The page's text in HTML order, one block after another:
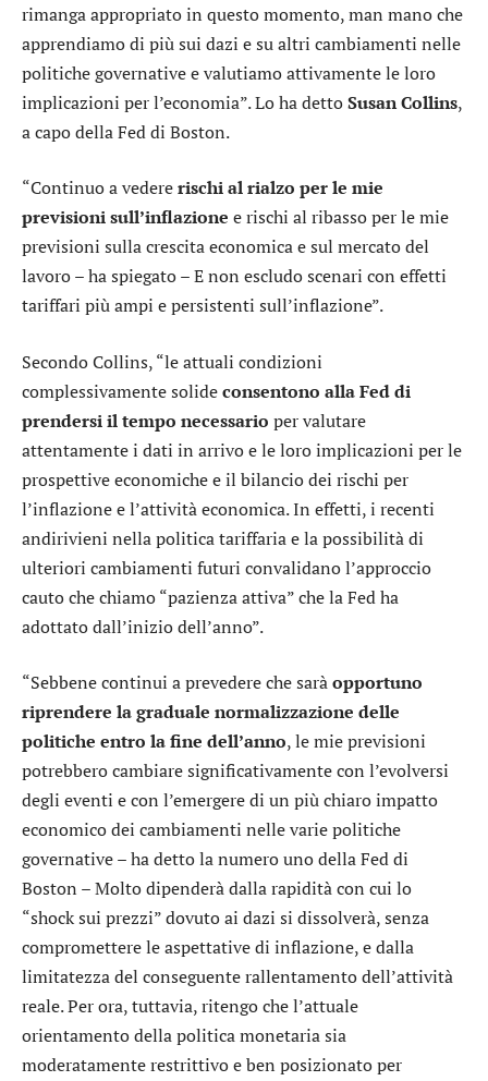
rimanga appropriato in questo momento, man mano che
apprendiamo di più sui dazi e su altri cambiamenti nelle
politiche governative e valutiamo attivamente le loro
implicazioni per l’economia”. Lo ha dettoSusan Collins,
a capo della Fed di Boston.
“Continuo a vedererischi al rialzo per le mie
previsioni sull’inflazione e rischi al ribasso per le mie
previsioni sulla crescita economica e sul mercato del
lavoro – ha spiegato – E non escludo scenari con effetti
tariffari più ampi e persistenti sull’inflazione”.
Secondo Collins, “le attuali condizioni
complessivamente solideconsentono alla Fed di
prendersi il tempo necessario per valutare
attentamente i dati in arrivo e le loro implicazioni per le
prospettive economiche e il bilancio dei rischi per
l’inflazione e l’attività economica. In effetti, i recenti
andirivieni nella politica tariffaria e la possibilità di
ulteriori cambiamenti futuri convalidano l’approccio
cauto che chiamo “pazienza attiva” che la Fed ha
adottato dall’inizio dell’anno”.
“Sebbene continui a prevedere che saràopportuno
riprendere la graduale normalizzazione delle
politiche entro la fine dell’anno, le mie previsioni
potrebbero cambiare significativamente con l’evolversi
degli eventi e con l’emergere di un più chiaro impatto
economico dei cambiamenti nelle varie politiche
governative – ha detto la numero uno della Fed di
Boston – Molto dipenderà dalla rapidità con cui lo
“shock sui prezzi” dovuto ai dazi si dissolverà, senza
compromettere le aspettative di inflazione, e dalla
limitatezza del conseguente rallentamento dell’attività
reale. Per ora, tuttavia, ritengo che l’attuale
orientamento della politica monetaria sia
moderatamente restrittivo e ben posizionato per